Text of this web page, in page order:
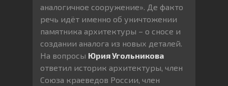
аналогичное сооружение». Де факто
речь идёт именно об уничтожении
памятника архитектуры – о сносе и
создании аналога из новых деталей.
На вопросы Юрия Угольникова
ответил историк архитектуры, член
Союза краеведов России, член